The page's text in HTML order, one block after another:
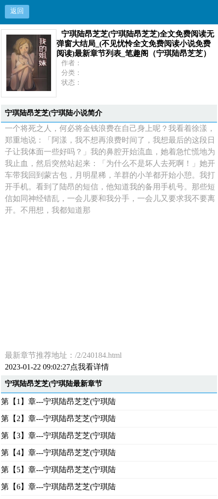
返回
宁琪陆昂芝芝(宁琪陆昂芝芝)全文免费阅读无弹窗
大结局_(不见忧怜全文免费阅读小说免费阅读)最新
章节列表_笔趣阁（宁琪陆昂芝芝）
宁琪陆昂芝芝(宁琪陆昂芝芝)全文免费阅读无
弹窗大结局_(不见忧怜全文免费阅读小说免费
阅读)最新章节列表_笔趣阁（宁琪陆昂芝芝）
作者：
分类：
状态：
宁琪陆昂芝芝(宁琪陆小说简介
一个将死之人，何必将金钱浪费在自己身上呢？我看着徐漾，
郑重地说：「阿漾，我不想再浪费时间了，我想最后的这段日
子让我体面一些好吗？」我的鼻腔开始流血，她着急忙慌地为
我止血，然后突然站起来：「为什么不是坏人去死啊！」她开
车带我回到蒙古包，月明星稀，羊群的小羊都开始小憩。我打
开手机。看到了陆昂的短信，他知道我的备用手机号。那些短
信如同神经错乱，一会儿要和我分手，一会儿又要求我不要离
开。不用想，我都知道那
最新章节推荐地址：/2/240184.html
2023-01-22 09:02:27点我看详情
宁琪陆昂芝芝(宁琪陆最新章节
第【1】章---宁琪陆昂芝芝(宁琪陆
第【2】章---宁琪陆昂芝芝(宁琪陆
第【3】章---宁琪陆昂芝芝(宁琪陆
第【4】章---宁琪陆昂芝芝(宁琪陆
第【5】章---宁琪陆昂芝芝(宁琪陆
第【6】章---宁琪陆昂芝芝(宁琪陆